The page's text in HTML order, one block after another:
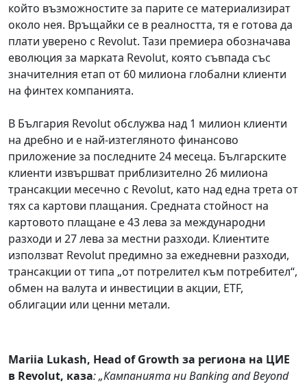
който възможностите за парите се материализират
около нея. Връщайки се в реалността, тя е готова да
плати уверено с Revolut. Тази премиера обозначава
еволюция за марката Revolut, която съвпада със
значителния етап от 60 милиона глобални клиенти
на финтех компанията.
В България Revolut обслужва над 1 милион клиенти
на дребно и е най-изтегляното финансово
приложение за последните 24 месеца. Българските
клиенти извършват приблизително 26 милиона
трансакции месечно с Revolut, като над една трета от
тях са картови плащания. Средната стойност на
картовото плащане е 43 лева за международни
разходи и 27 лева за местни разходи. Клиентите
използват Revolut предимно за ежедневни разходи,
трансакции от типа „от потрелител към потребител“,
обмен на валута и инвестиции в акции, ETF,
облигации или ценни метали.
Mariia Lukash, Head of Growth за региона на ЦИЕ
в Revolut, каза: „Кампанията ни Banking and Beyond